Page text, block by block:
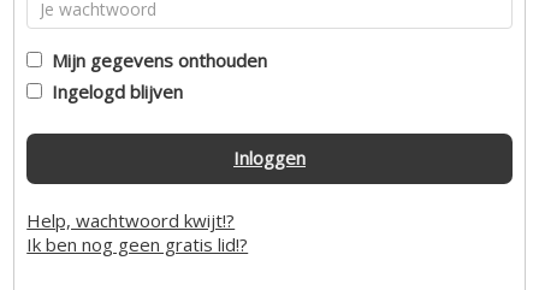
Mijn gegevens onthouden
Ingelogd blijven
Inloggen
Help, wachtwoord kwijt!?
Ik ben nog geen gratis lid!?